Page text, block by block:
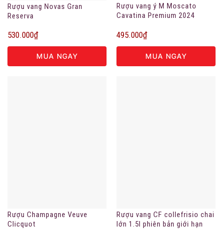
Rượu vang Novas Gran
Reserva
530.000₫
MUA NGAY
Rượu vang ý M Moscato
Cavatina Premium 2024
495.000₫
MUA NGAY
Rượu Champagne Veuve
Clicquot
Rượu vang CF collefrisio chai
lớn 1.5l phiên bản giới hạn